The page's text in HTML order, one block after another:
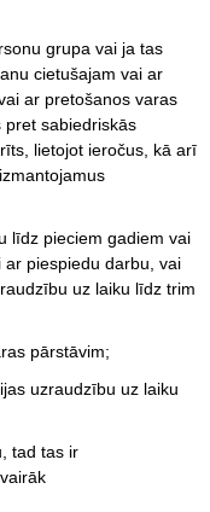
grupa vai ja tas
cietušajam vai ar
ar pretošanos varas
pret sabiedriskās
lietojot ieročus, kā arī
līdz pieciem gadiem vai
piespiedu darbu, vai
uz laiku līdz trim
pārstāvim;
uzraudzību uz laiku
tad tas ir